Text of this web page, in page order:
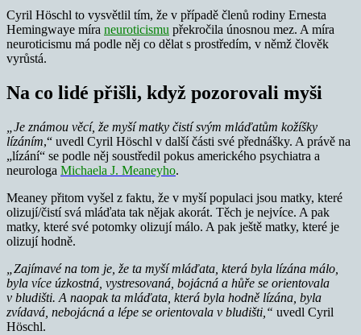
Cyril Höschl to vysvětlil tím, že v případě členů rodiny Ernesta
Hemingwaye míra neuroticismu překročila únosnou mez. A míra
neuroticismu má podle něj co dělat s prostředím, v němž člověk
vyrůstá.
Na co lidé přišli, když pozorovali myši
„Je známou věcí, že myší matky čistí svým mláďatům kožíšky
lízáním,“ uvedl Cyril Höschl v další části své přednášky. A právě na
„lízání“ se podle něj soustředil pokus amerického psychiatra a
neurologa Michaela J. Meaneyho.
Meaney přitom vyšel z faktu, že v myší populaci jsou matky, které
olizují/čistí svá mláďata tak nějak akorát. Těch je nejvíce. A pak
matky, které své potomky olizují málo. A pak ještě matky, které je
olizují hodně.
„Zajímavé na tom je, že ta myší mláďata, která byla lízána málo,
byla více úzkostná, vystresovaná, bojácná a hůře se orientovala
v bludišti. A naopak ta mláďata, která byla hodně lízána, byla
zvídavá, nebojácná a lépe se orientovala v bludišti,“ uvedl Cyril
Höschl.